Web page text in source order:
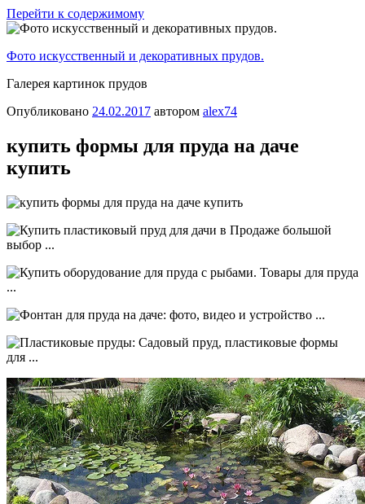
Перейти к содержимому
Фото искусственный и декоративных прудов.
Галерея картинок прудов
Опубликовано 24.02.2017 автором alex74
купить формы для пруда на даче
купить